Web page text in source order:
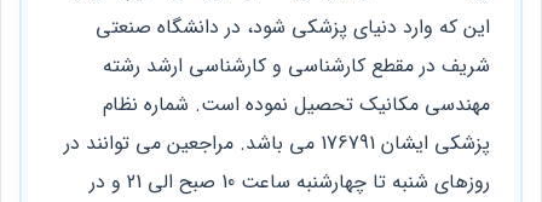
این که وارد دنیای پزشکی شود، در دانشگاه صنعتی
شریف در مقطع کارشناسی و کارشناسی ارشد رشته
مهندسی مکانیک تحصیل نموده است. شماره نظام
پزشکی ایشان 176791 می ‌باشد. مراجعین می ‌توانند در
روزهای شنبه تا چهارشنبه ساعت 10 صبح الی 21 و در